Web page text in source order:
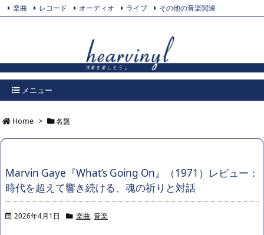
メニュー
楽曲 レコード オーディオ ライブ
その他の音楽関連
Home > 名盤
Marvin Gaye『What’s Going On』（1971）レビュー：
時代を超えて響き続ける、魂の祈りと対話
2026年4月1日 楽曲, 音楽